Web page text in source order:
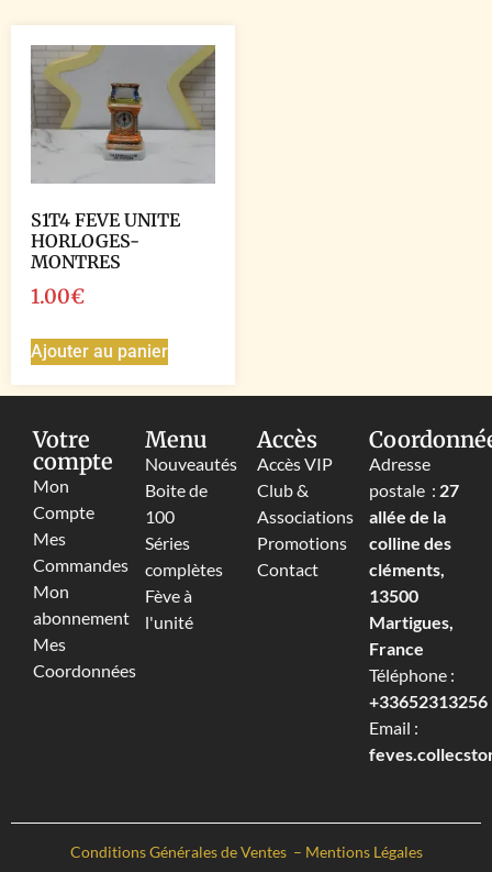
S1T4 FEVE UNITE
HORLOGES-
MONTRES
1.00€
Ajouter au panier
Votre
compte
Mon
Compte
Mes
Commandes
Mon
abonnement
Mes
Coordonnées
Menu
Nouveautés
Boite de
100
Séries
complètes
Fève à
l'unité
Accès
Accès VIP
Club &
Associations
Promotions
Contact
Adresse
postale : 27
allée de la
colline des
cléments,
13500
Martigues,
France
Téléphone :
+33652313256‬
Email :
Conditions Générales de Ventes – Mentions Légales